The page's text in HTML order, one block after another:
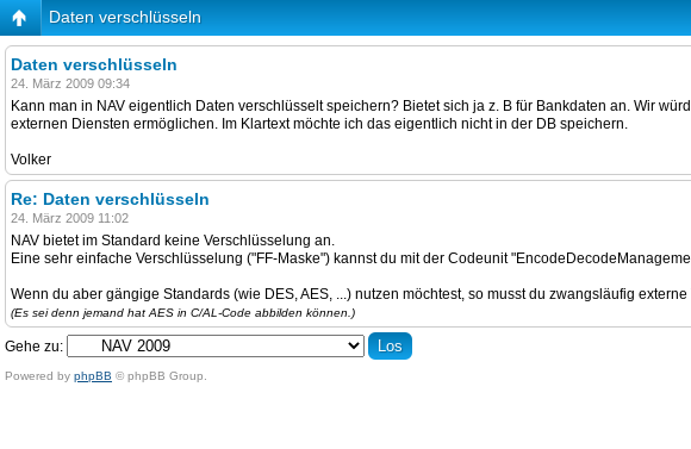
Daten verschlüsseln
Daten verschlüsseln
24. März 2009 09:34
Kann man in NAV eigentlich Daten verschlüsselt speichern? Bietet sich ja z. B für Bankdaten an. Wir
externen Diensten ermöglichen. Im Klartext möchte ich das eigentlich nicht in der DB speichern.
Volker
Re: Daten verschlüsseln
24. März 2009 11:02
NAV bietet im Standard keine Verschlüsselung an.
Eine sehr einfache Verschlüsselung ("FF-Maske") kannst du mit der Codeunit
Wenn du aber gängige Standards (wie DES, AES, ...) nutzen möchtest, so musst du zwangsläufig externe
(Es sei denn jemand hat AES in C/AL-Code abbilden können.)
Gehe zu:
Powered by phpBB © phpBB Group.